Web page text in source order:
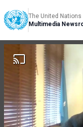
The United Nations
Multimedia